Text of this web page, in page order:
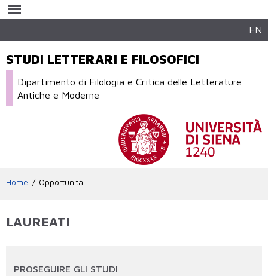
contenuto
EN
STUDI LETTERARI E FILOSOFICI
Dipartimento di Filologia e Critica delle Letterature
Antiche e Moderne
Home Opportunità
LAUREATI
PROSEGUIRE GLI STUDI